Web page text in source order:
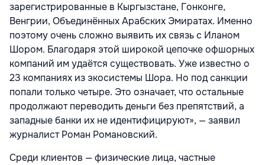
зарегистрированные в Кыргызстане, Гонконге,
Венгрии, Объединённых Арабских Эмиратах. Именно
поэтому очень сложно выявить их связь с Иланом
Шором. Благодаря этой широкой цепочке офшорных
компаний им удаётся существовать. Уже известно о
23 компаниях из экосистемы Шора. Но под санкции
попали только четыре. Это означает, что остальные
продолжают переводить деньги без препятствий, а
западные банки их не идентифицируют», — заявил
журналист Роман Романовский.
Среди клиентов — физические лица, частные